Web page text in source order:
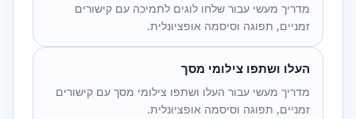
מדריך מעשי עבור שלחו לוגים לתמיכה עם קישורים
זמניים, תפוגה וסיסמה אופציונלית.
העלו ושתפו צילומי מסך
מדריך מעשי עבור העלו ושתפו צילומי מסך עם קישורים
זמניים, תפוגה וסיסמה אופציונלית.